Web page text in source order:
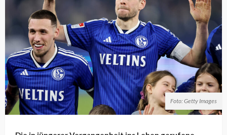
Foto: Getty Images